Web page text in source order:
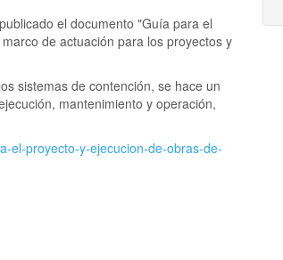
el documento "Guía para el
de actuación para los proyectos y
sistemas de contención, se hace un
mantenimiento y operación,
el-proyecto-y-ejecucion-de-obras-de-